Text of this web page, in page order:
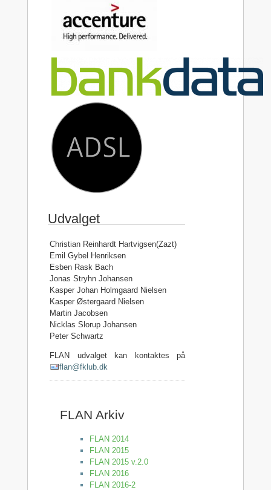
Udvalget
Christian Reinhardt Hartvigsen(Zazt)
Emil Gybel Henriksen
Esben Rask Bach
Jonas Stryhn Johansen
Kasper Johan Holmgaard Nielsen
Kasper Østergaard Nielsen
Martin Jacobsen
Nicklas Slorup Johansen
Peter Schwartz
FLAN udvalget kan kontaktes på
flan@fklub.dk
FLAN Arkiv
FLAN 2014
FLAN 2015
FLAN 2015 v.2.0
FLAN 2016
FLAN 2016-2